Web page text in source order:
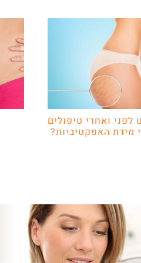
לפני ואחרי טיפולים
מידת האפקטיביות?